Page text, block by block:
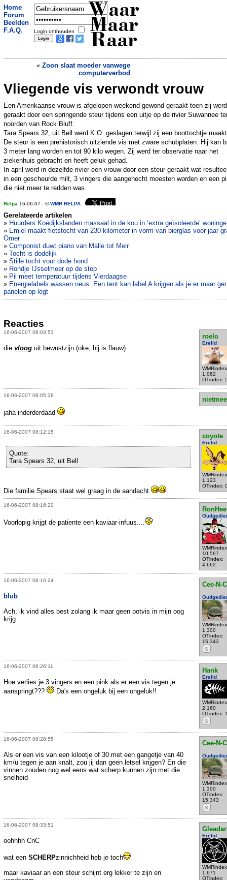
Home
Forum
Beelden
F.A.Q.
Login onthouden
Waar
Maar
Raar
« Zoon slaat moeder vanwege
computerverbod
Rechter verdwenen broek was blut
Vliegende vis verwondt vrouw
Een Amerikaanse vrouw is afgelopen weekend gewond geraakt toen zij werd
geraakt door een springende steur tijdens een uitje op de rivier Suwannee
noorden van Rock Bluff.
Tara Spears 32, uit Bell werd K.O. geslagen terwijl zij een boottochtje
De steur is een prehistorisch uitziende vis met zware schubplaten. Hij kan
3 meter lang worden en tot 90 kilo wegen. Zij werd ter observatie naar het
ziekenhuis gebracht en heeft geluk gehad.
In april werd in dezelfde rivier een vrouw door een steur geraakt wat
in een gescheurde milt, 3 vingers die aangehecht moesten worden en een
die niet meer te redden was.
Relpa 16-06-07 - ©WMR RELPA
Gerelateerde artikelen
» Huurders Koedijkslanden massaal in de kou in ‘extra geïsoleerde’
» Emiel maakt fietstocht van 230 kilometer in vorm van bierglas voor jaar
Omer
» Componist duwt piano van Malle tot Meir
» Tocht is dodelijk
» Stille tocht voor dode hond
» Rondje IJsselmeer op de step
» Pil meet temperatuur tijdens Vierdaagse
» Energielabels wassen neus: Een tent kan label A krijgen als je er maar
panelen op legt
Reacties
16-06-2007 08:03:53
roelo
Erelid
1.062
OTindex:
die vloog uit bewustzijn (oke, hij is flauw)
16-06-2007 08:05:38
jaha inderderdaad
16-06-2007 08:12:15
coyote
Erelid
1.123
OTindex:
Quote:
Tara Spears 32, uit Bell
Die familie Spears staat wel graag in de aandacht
16-06-2007 08:16:20
RonHee
10.567
OTindex:
4.662
Voorlopig krijgt de patiente een kaviaar-infuus....
16-06-2007 08:16:24
Cee-N-
1.300
OTindex:
15.343
S
blub
Ach, ik vind alles best zolang ik maar geen potvis in mijn oog
krijg
16-06-2007 08:26:11
Hank
Erelid
2.160
OTindex:
S
Hoe verlies je 3 vingers en een pink als er een vis tegen je
aanspringt???
Da's een ongeluk bij een ongeluk!!
16-06-2007 08:28:55
Cee-N-
1.300
OTindex:
15.343
S
Als er een vis van een kilootje of 30 met een gangetje van 40
km/u tegen je aan knalt, zou jij dan geen letsel krijgen? En die
vinnen zouden nog wel eens wat scherp kunnen zijn met die
snelheid
16-06-2007 08:33:51
Gleadar
Erelid
1.671
OTindex:
oohhhh CnC
wat een SCHERPzinnichheid heb je toch
maar kaviaar an een steur schijnt erg lekker te zijn en